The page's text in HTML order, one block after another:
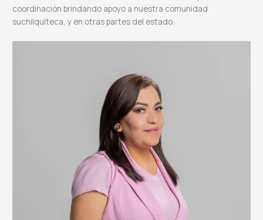
coordinación brindando apoyo a nuestra comunidad
suchilquiteca, y en otras partes del estado.